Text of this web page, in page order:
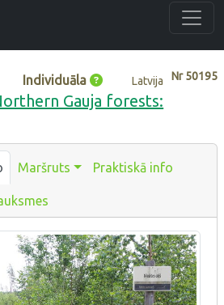
Nr50195
Individuāla Latvija
Gauja forests:
Maršruts Praktiskā info